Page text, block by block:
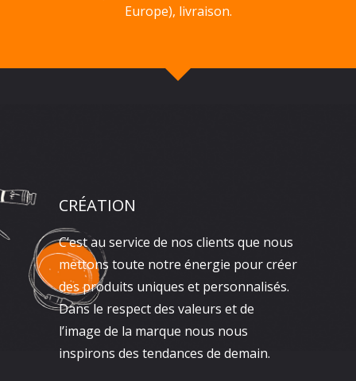
Europe), livraison.
CRÉATION
C’est au service de nos clients que nous
mettons toute notre énergie pour créer
des produits uniques et personnalisés.
Dans le respect des valeurs et de
l’image de la marque nous nous
inspirons des tendances de demain.